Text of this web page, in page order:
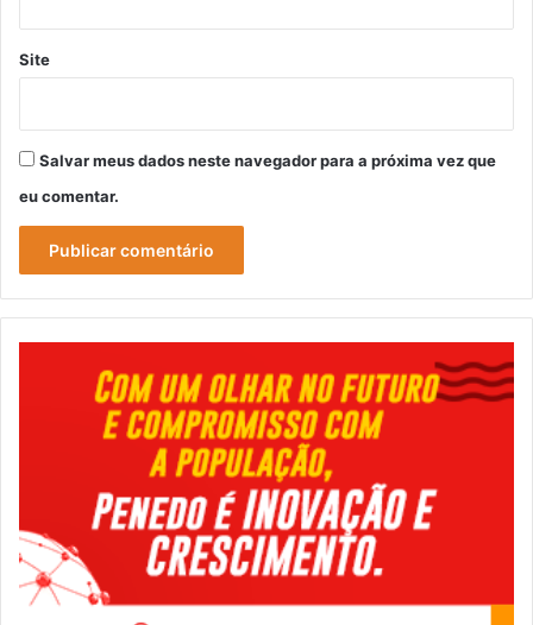
Site
Salvar meus dados neste navegador para a próxima vez que
eu comentar.